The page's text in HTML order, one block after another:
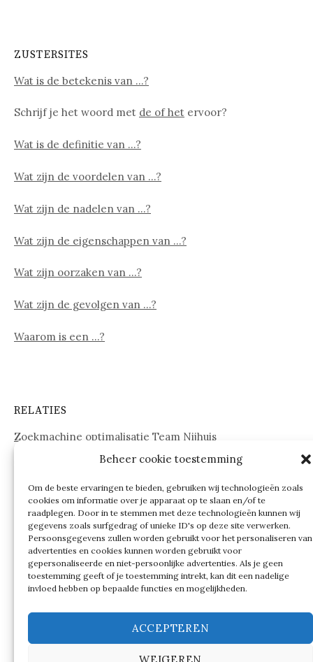
Beheer cookie toestemming
Om de beste ervaringen te bieden, gebruiken wij technologieën zoals
cookies om informatie over je apparaat op te slaan en/of te
raadplegen. Door in te stemmen met deze technologieën kunnen wij
gegevens zoals surfgedrag of unieke ID's op deze site verwerken.
Persoonsgegevens zullen worden gebruikt voor het personaliseren van
advertenties en cookies kunnen worden gebruikt voor
gepersonaliseerde en niet-persoonlijke advertenties. Als je geen
toestemming geeft of je toestemming intrekt, kan dit een nadelige
invloed hebben op bepaalde functies en mogelijkheden.
ACCEPTEREN
WEIGEREN
ZUSTERSITES
Wat is de betekenis van …?
Schrijf je het woord met de of het ervoor?
Wat is de definitie van …?
Wat zijn de voordelen van …?
Wat zijn de nadelen van …?
Wat zijn de eigenschappen van …?
Wat zijn oorzaken van …?
Wat zijn de gevolgen van …?
Waarom is een …?
RELATIES
Zoekmachine optimalisatie Team Nijhuis